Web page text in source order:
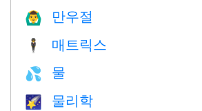
🙆‍♂️ 만우절
🕴️ 매트릭스
💦 물
🌠 물리학